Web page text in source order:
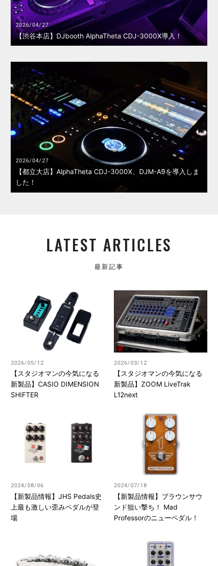
2026/04/27
【渋谷本店】DJbooth AlphaTheta CDJ-3000X導入！
2026/04/27
【都立大店】AlphaTheta CDJ-3000X、DJM-A9を導入しま
した！
LATEST ARTICLES
最新記事
2026/05/12
【スタジオマンの今気になる
新製品】CASIO DIMENSION
SHIFTER
2026/03/12
【スタジオマンの今気になる
新製品】ZOOM LiveTrak
L12next
2024/08/06
【新製品情報】JHS Pedals史
上最も激しい歪みペダルが登
場
2024/07/18
【新製品情報】ブラウンサウ
ンド狙い撃ち！ Mad
Professorのニューペダル！